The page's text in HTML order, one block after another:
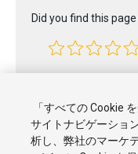
Did you find this
「すべての Cookie
サイトナビゲーショ
析し、弊社のマーケ